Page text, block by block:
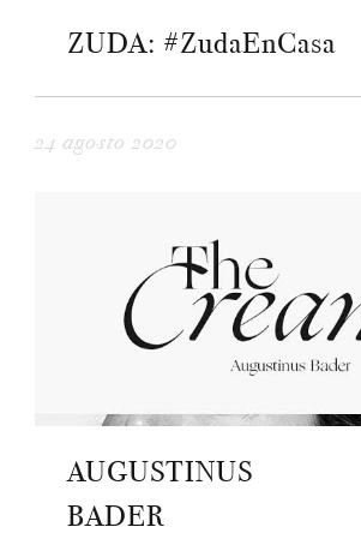
ZUDA: #ZudaEnCasa
24 agosto 2020
AUGUSTINUS
BADER